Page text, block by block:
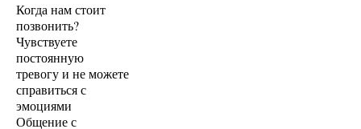
Когда нам стоит
позвонить?
Чувствуете
постоянную
тревогу и не можете
справиться с
эмоциями
Общение с